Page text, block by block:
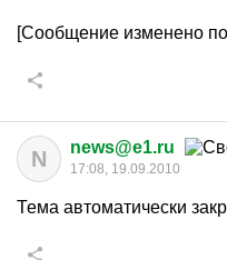
[Сообщение изменено
N news@e1.ru
17:08, 19.09.2010
Тема автоматически